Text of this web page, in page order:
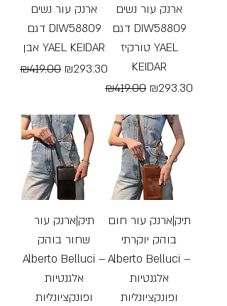
ארנק עור נשים
דגם DIW58809
אבן YAEL KEIDAR
Regular Price
₪419.00 Sale Price
₪293.30
ארנק עור נשים
דגם DIW58809
טורקיז YAEL
KEIDAR
Regular Price
₪419.00 Sale Price
₪293.30
תיק|ארנק עור
שחור בוהק
Alberto Belluci –
אלגנטיות
ופונקציונליות
תיק|ארנק עור חום
בוהק יוקרתי
Alberto Belluci –
אלגנטיות
ופונקציונליות